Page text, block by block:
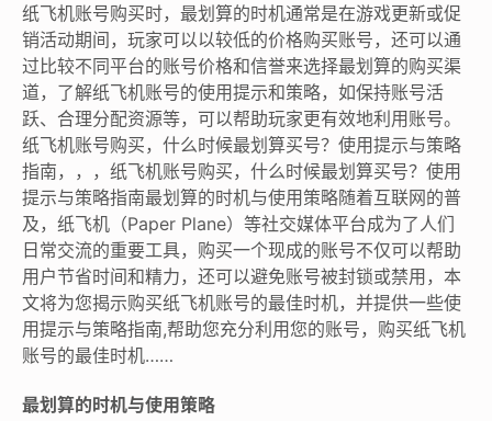
纸飞机账号购买时，最划算的时机通常是在游戏更新或促
销活动期间，玩家可以以较低的价格购买账号，还可以通
过比较不同平台的账号价格和信誉来选择最划算的购买渠
道，了解纸飞机账号的使用提示和策略，如保持账号活
跃、合理分配资源等，可以帮助玩家更有效地利用账号。
纸飞机账号购买，什么时候最划算买号？使用提示与策略
指南，，，纸飞机账号购买，什么时候最划算买号？使用
提示与策略指南最划算的时机与使用策略随着互联网的普
及，纸飞机（Paper Plane）等社交媒体平台成为了人们
日常交流的重要工具，购买一个现成的账号不仅可以帮助
用户节省时间和精力，还可以避免账号被封锁或禁用，本
文将为您揭示购买纸飞机账号的最佳时机，并提供一些使
用提示与策略指南,帮助您充分利用您的账号，购买纸飞机
账号的最佳时机……
最划算的时机与使用策略